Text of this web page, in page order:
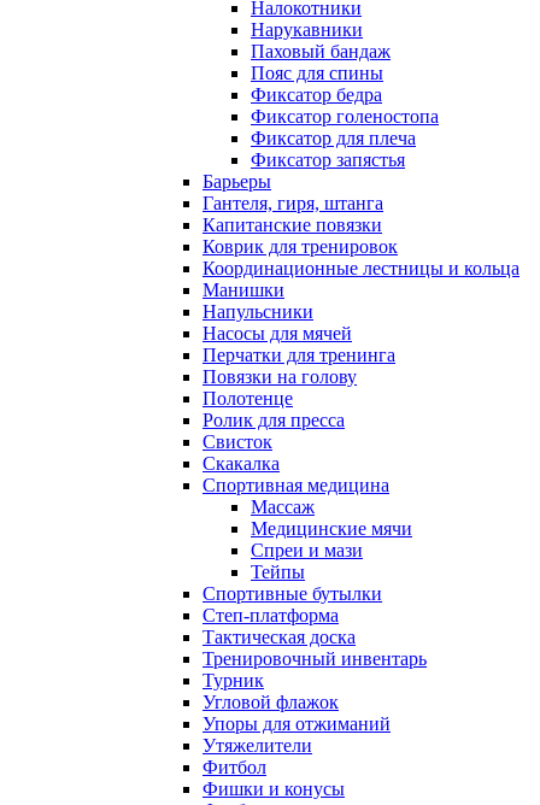
Налокотники
Нарукавники
Паховый бандаж
Пояс для спины
Фиксатор бедра
Фиксатор голеностопа
Фиксатор для плеча
Фиксатор запястья
Барьеры
Гантеля, гиря, штанга
Капитанские повязки
Коврик для тренировок
Координационные лестницы и кольца
Манишки
Напульсники
Насосы для мячей
Перчатки для тренинга
Повязки на голову
Полотенце
Ролик для пресса
Свисток
Скакалка
Спортивная медицина
Массаж
Медицинские мячи
Спреи и мази
Тейпы
Спортивные бутылки
Степ-платформа
Тактическая доска
Тренировочный инвентарь
Турник
Угловой флажок
Упоры для отжиманий
Утяжелители
Фитбол
Фишки и конусы